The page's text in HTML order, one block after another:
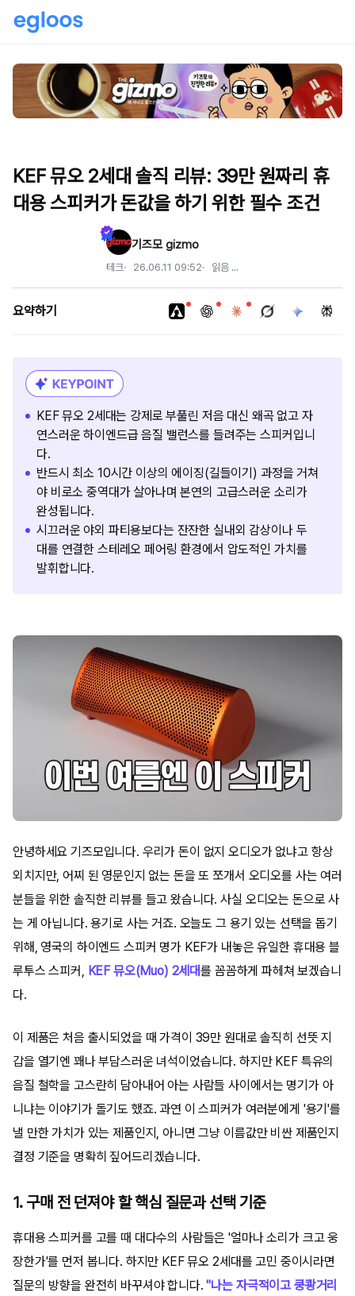
KEF 뮤오 2세대 솔직 리뷰: 39만 원짜리 휴
대용 스피커가 돈값을 하기 위한 필수 조건
기즈모 gizmo
테크 26.06.11 09:52 읽음 ...
요약하기
KEF 뮤오 2세대는 강제로 부풀린 저음 대신 왜곡 없고 자
연스러운 하이엔드급 음질 밸런스를 들려주는 스피커입니
다.
반드시 최소 10시간 이상의 에이징(길들이기) 과정을 거쳐
야 비로소 중역대가 살아나며 본연의 고급스러운 소리가
완성됩니다.
시끄러운 야외 파티용보다는 잔잔한 실내외 감상이나 두
대를 연결한 스테레오 페어링 환경에서 압도적인 가치를
발휘합니다.
안녕하세요 기즈모입니다. 우리가 돈이 없지 오디오가 없냐고 항상
외치지만, 어찌 된 영문인지 없는 돈을 또 쪼개서 오디오를 사는 여러
분들을 위한 솔직한 리뷰를 들고 왔습니다. 사실 오디오는 돈으로 사
는 게 아닙니다. 용기로 사는 거죠. 오늘도 그 용기 있는 선택을 돕기
위해, 영국의 하이엔드 스피커 명가 KEF가 내놓은 유일한 휴대용 블
루투스 스피커, KEF 뮤오(Muo) 2세대를 꼼꼼하게 파헤쳐 보겠습니
다.
이 제품은 처음 출시되었을 때 가격이 39만 원대로 솔직히 선뜻 지
갑을 열기엔 꽤나 부담스러운 녀석이었습니다. 하지만 KEF 특유의
음질 철학을 고스란히 담아내어 아는 사람들 사이에서는 명기가 아
니냐는 이야기가 돌기도 했죠. 과연 이 스피커가 여러분에게 '용기'를
낼 만한 가치가 있는 제품인지, 아니면 그냥 이름값만 비싼 제품인지
결정 기준을 명확히 짚어드리겠습니다.
1. 구매 전 던져야 할 핵심 질문과 선택 기준
휴대용 스피커를 고를 때 대다수의 사람들은 '얼마나 소리가 크고 웅
장한가'를 먼저 봅니다. 하지만 KEF 뮤오 2세대를 고민 중이시라면
질문의 방향을 완전히 바꾸셔야 합니다."나는 자극적이고 쿵쾅거리